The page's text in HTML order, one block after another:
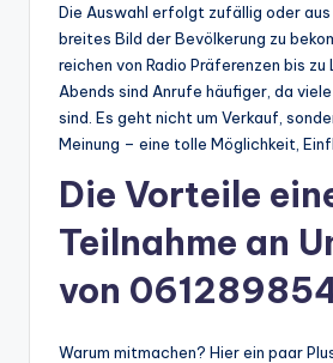
Die Auswahl erfolgt zufällig oder aus
breites Bild der Bevölkerung zu
reichen von Radio Präferenzen bis zu
Abends sind Anrufe häufiger, da
sind. Es geht nicht um Verkauf,
Meinung – eine tolle Möglichkeit,
Die Vorteile
Teilnahme an
von
Warum mitmachen? Hier ein paar